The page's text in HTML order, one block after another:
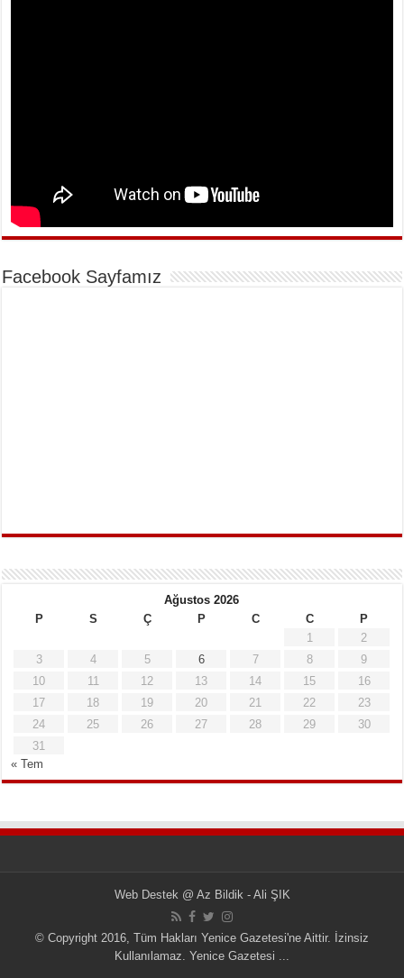
Facebook Sayfamız
Ağustos 2026
P
S Ç P C C
P
1
2
3
4 5 6 7 8
9
10
11 12 13 14 15
16
17
18 19 20 21 22
23
24
25 26 27 28 29
30
31
« Tem
Web Destek @ Az Bildik - Ali ŞIK
© Copyright 2016, Tüm Hakları Yenice Gazetesi'ne Aittir. İzinsiz
Kullanılamaz. Yenice Gazetesi